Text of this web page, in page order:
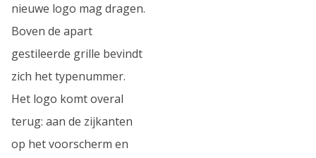
nieuwe logo mag dragen.
Boven de apart
gestileerde grille bevindt
zich het typenummer.
Het logo komt overal
terug: aan de zijkanten
op het voorscherm en